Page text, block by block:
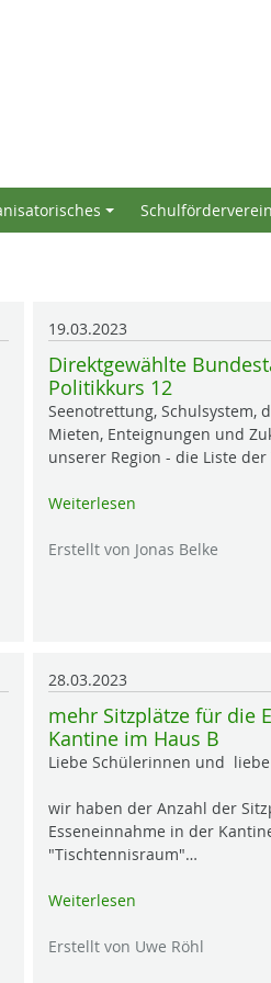
+
Schulförderverein
19.03.2023
Direktgewählte
Politikkurs 12
Seenotrettung, Schulsystem,
Mieten, Enteignungen und
unserer Region - die Liste
Weiterlesen
Erstellt von Jonas Belke
28.03.2023
mehr Sitzplätze für die
Kantine im Haus B
Liebe Schülerinnen und
wir haben der Anzahl der
Esseneinnahme in der
"Tischtennisraum"…
Weiterlesen
Erstellt von Uwe Röhl